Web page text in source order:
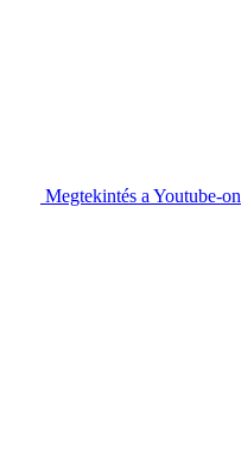
Megtekintés a Youtube-on